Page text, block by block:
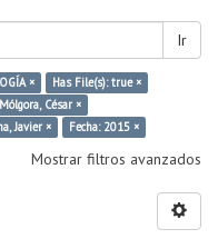
Ir
×
Has File(s): true ×
César ×
Javier × Fecha: 2015 ×
Mostrar filtros avanzados